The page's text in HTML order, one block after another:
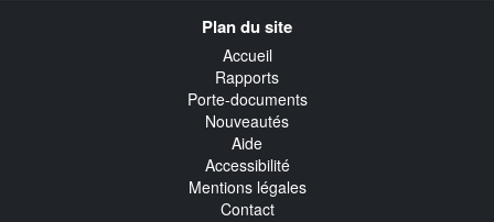
Plan du site
Accueil
Rapports
Porte-documents
Nouveautés
Aide
Accessibilité
Mentions légales
Contact